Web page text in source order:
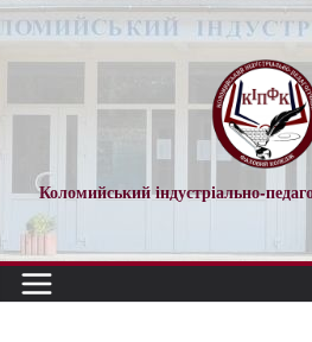
Перейти
до
Коломийський індустріально-